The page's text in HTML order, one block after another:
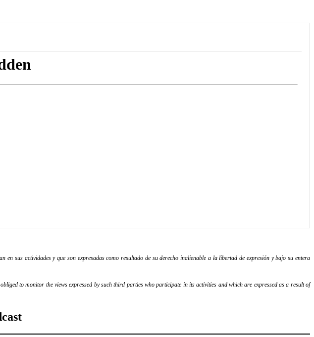
sus actividades y que son expresadas como resultado de su derecho inalienable a la libertad de expresión y bajo su entera
to monitor the views expressed by such third parties who participate in its activities and which are expressed as a result of